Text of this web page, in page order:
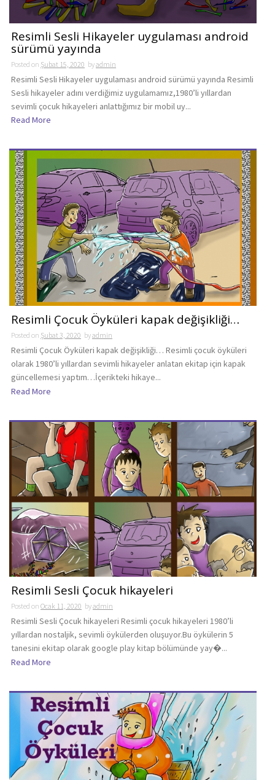
Resimli Sesli Hikayeler uygulaması android
sürümü yayında
Posted on Şubat 15, 2020 byadmin
Resimli Sesli Hikayeler uygulaması android sürümü yayında Resimli
Sesli hikayeler adını verdiğimiz uygulamamız,1980’li yıllardan
sevimli çocuk hikayeleri anlattığımız bir mobil uy...
Read More
Resimli Çocuk Öyküleri kapak değişikliği…
Posted on Şubat 3, 2020 byadmin
Resimli Çocuk Öyküleri kapak değişikliği… Resimli çocuk öyküleri
olarak 1980’li yıllardan sevimli hikayeler anlatan ekitap için kapak
güncellemesi yaptım…İçerikteki hikaye...
Read More
Resimli Sesli Çocuk hikayeleri
Posted on Ocak 11, 2020 byadmin
Resimli Sesli Çocuk hikayeleri Resimli çocuk hikayeleri 1980’li
yıllardan nostaljik, sevimli öykülerden oluşuyor.Bu öykülerin 5
tanesini ekitap olarak google play kitap bölümünde yay�...
Read More